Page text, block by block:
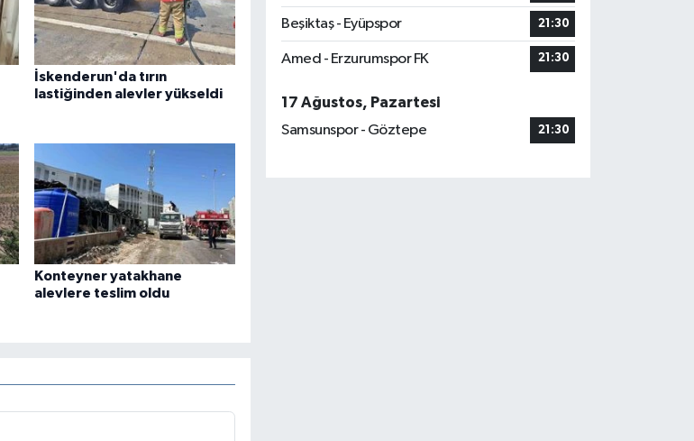
İskenderun'da tırın
lastiğinden alevler yükseldi
Konteyner yatakhane
alevlere teslim oldu
Beşiktaş - Eyüpspor 21:30
Amed - Erzurumspor FK 21:30
17 Ağustos, Pazartesi
Samsunspor - Göztepe
21:30